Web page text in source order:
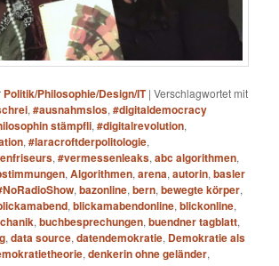
Politik/Philosophie/Design/IT |Verschlagwortet mit
,#ausnahmslos,#digitaldemocracy
stämpfli,#digitalrevolution,
,#laracroftderpolitologie,
,#vermessenleaks,abc algorithmen,
,Algorithmen,arena,autorin,basler
,bazonline,bern,bewegte körper,
,blickamabendonline,blickonline,
,buchbesprechungen,buendner tagblatt,
,data source,datendemokratie, Demokratie als
,denkerin ohne geländer,